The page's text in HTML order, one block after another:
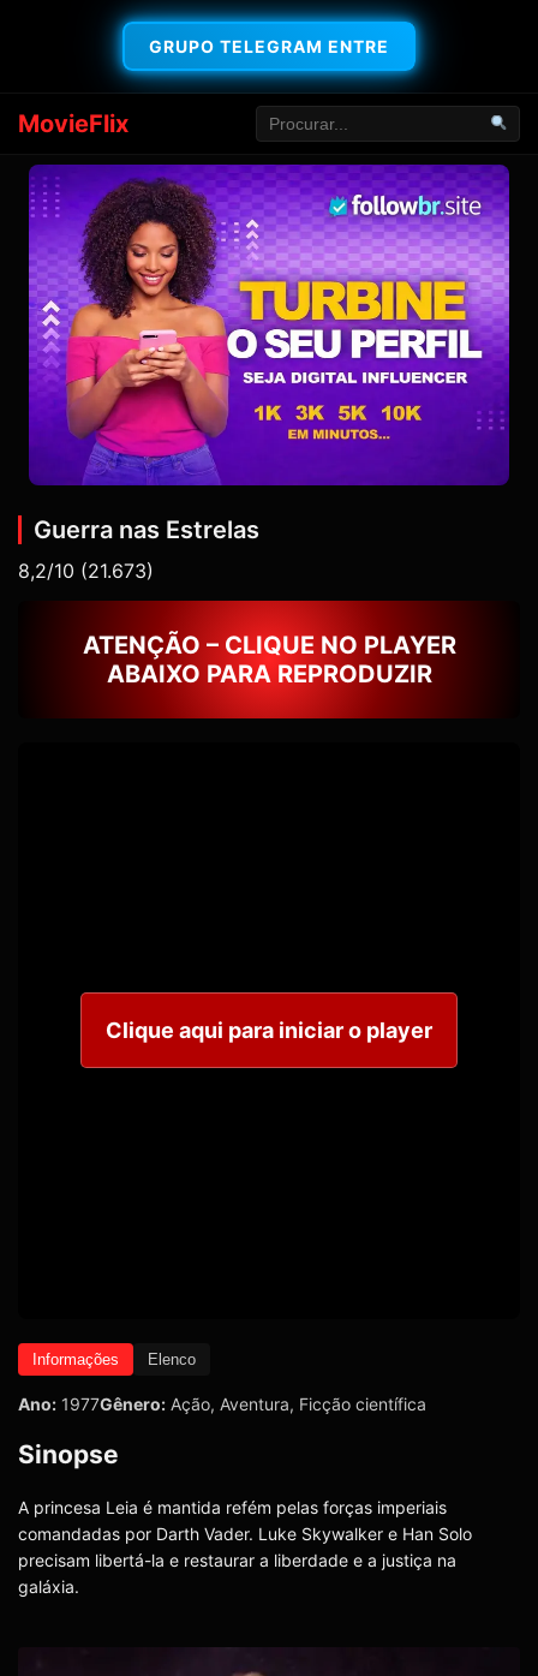
GRUPO TELEGRAM ENTRE
MovieFlix
Guerra nas Estrelas
8,2/10 (21.673)
ATENÇÃO – CLIQUE NO PLAYER
ABAIXO PARA REPRODUZIR
Clique aqui para iniciar o player
Informações Elenco
Ano: 1977Gênero: Ação, Aventura, Ficção científica
Sinopse
A princesa Leia é mantida refém pelas forças imperiais
comandadas por Darth Vader. Luke Skywalker e Han Solo
precisam libertá-la e restaurar a liberdade e a justiça na
galáxia.